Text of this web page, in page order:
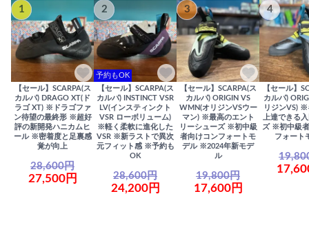
1
【セール】SCARPA(ス
カルパ) DRAGO XT(ド
ラゴ XT) ※ドラゴファ
ン待望の最終形 ※超好
評の新開発ハニカムヒ
ール ※密着度と足裏感
覚が向上
28,600円
27,500円
2
予約もOK
【セール】SCARPA(ス
カルパ) INSTINCT VSR
LV(インスティンクト
VSR ローボリューム)
※軽く柔軟に進化した
VSR ※新ラストで異次
元フィット感 ※予約も
OK
28,600円
24,200円
3
【セール】SCARPA(ス
カルパ) ORIGIN VS
WMN(オリジンVSウー
マン) ※最高のエント
リーシューズ ※初中級
者向けコンフォートモ
デル ※2024年新モデ
ル
19,800円
17,600円
4
【セール】
カルパ)
リジンVS) ※
上達できる
ズ ※初中級
フォート